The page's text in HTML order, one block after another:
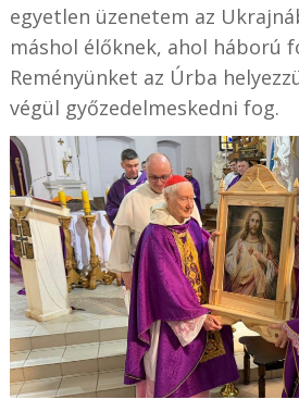
egyetlen üzenetem az
máshol élőknek, ahol háború
Reményünket az Úrba
végül győzedelmeskedni fog.